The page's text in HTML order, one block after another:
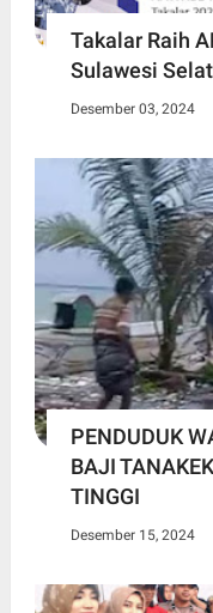
Takalar Raih
Sulawesi
Desember 03, 2024
PENDUDUK
BAJI
TINGGI
Desember 15, 2024